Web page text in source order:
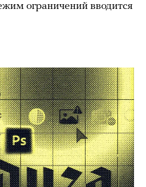
ограничений вводится